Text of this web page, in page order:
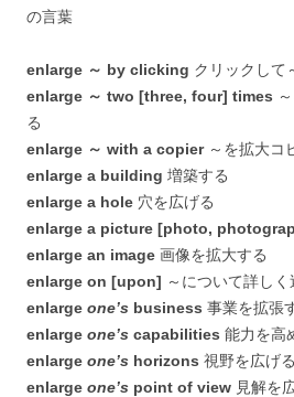
の言葉
enlarge ～ by clicking クリックして
enlarge ～ two [three, four] times
る
enlarge ～ with a copier～を拡大コ
enlarge a building 増築する
enlarge a hole 穴を広げる
enlarge a picture [photo,
enlarge an image 画像を拡大する
enlarge on [upon] ～について詳し
enlarge one’s business 事業を拡張
enlarge one’s capabilities 能力を高
enlarge one’s horizons 視野を広げる
enlarge one’s point of view 見解を